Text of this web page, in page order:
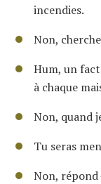
incendies.
Non,
Hum, un
à chaque
Non, quand
Tu seras
Non, répond